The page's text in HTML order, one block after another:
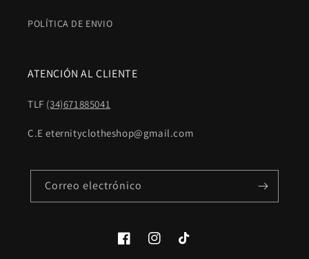
POLÍTICA DE ENVIO
ATENCIÓN AL CLIENTE
TLF (34)671885041
C.E eternityclotheshop@gmail.com
Correo electrónico
FacebookInstagramTikTok